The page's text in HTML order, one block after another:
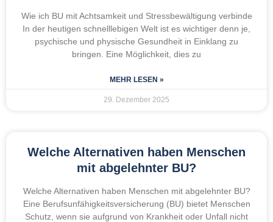
Wie ich BU mit Achtsamkeit und Stressbewältigung verbinde
In der heutigen schnelllebigen Welt ist es wichtiger denn je,
psychische und physische Gesundheit in Einklang zu
bringen. Eine Möglichkeit, dies zu
MEHR LESEN »
29. Dezember 2025
Welche Alternativen haben Menschen
mit abgelehnter BU?
Welche Alternativen haben Menschen mit abgelehnter BU?
Eine Berufsunfähigkeitsversicherung (BU) bietet Menschen
Schutz, wenn sie aufgrund von Krankheit oder Unfall nicht